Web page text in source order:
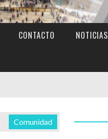
CONTACTO NOTICIAS
Comunidad